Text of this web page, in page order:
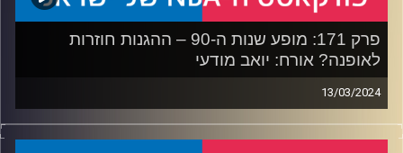
פרק 171: מופע שנות ה-90 – ההגנות חוזרות
לאופנה? אורח: יואב מודעי
13/03/2024
פודקאסט האן.בי.איי עם ערן סורוקה, שרון דוידוביץ׳, משה
דוידוביץ׳ ועידן לוצקי